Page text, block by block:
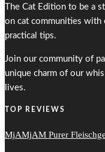
The Cat Edition to be a
on cat communities with
practical tips.
Join our community of
unique charm of our
lives.
TOP REVIEWS
MjAMjAM Purer